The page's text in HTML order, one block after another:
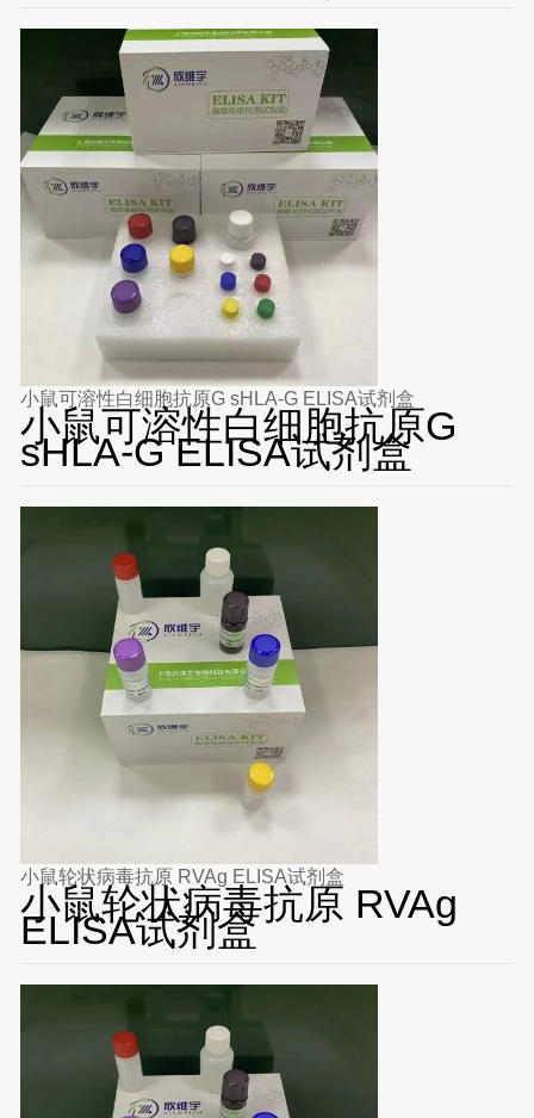
小鼠可溶性白细胞抗原G sHLA-G ELISA试剂盒
小鼠可溶性白细胞抗原G
sHLA-G ELISA试剂盒
小鼠轮状病毒抗原 RVAg ELISA试剂盒
小鼠轮状病毒抗原 RVAg
ELISA试剂盒